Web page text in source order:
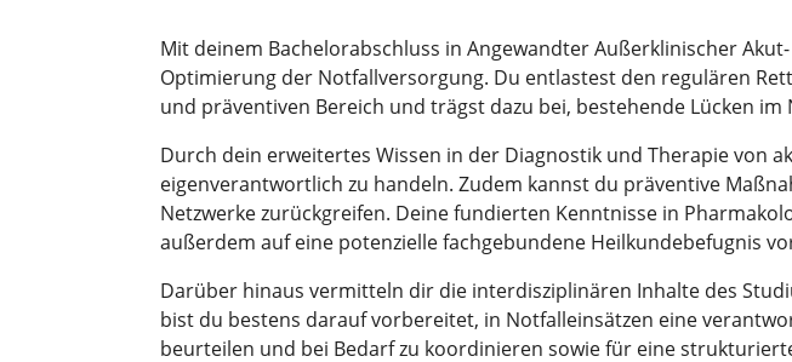
Mit deinem Bachelorabschluss in Angewandter Außerklinischer
Optimierung der Notfallversorgung. Du entlastest den regulären
und präventiven Bereich und trägst dazu bei, bestehende Lücken im
Durch dein erweitertes Wissen in der Diagnostik und Therapie von
eigenverantwortlich zu handeln. Zudem kannst du präventive
Netzwerke zurückgreifen. Deine fundierten Kenntnisse in
außerdem auf eine potenzielle fachgebundene Heilkundebefugnis
Darüber hinaus vermitteln dir die interdisziplinären Inhalte des
bist du bestens darauf vorbereitet, in Notfalleinsätzen eine
beurteilen und bei Bedarf zu koordinieren sowie für eine